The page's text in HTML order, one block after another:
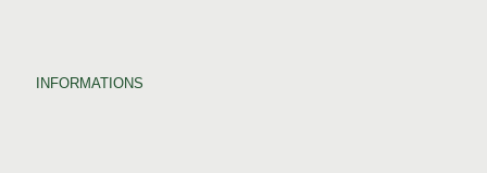
INFORMATIONS